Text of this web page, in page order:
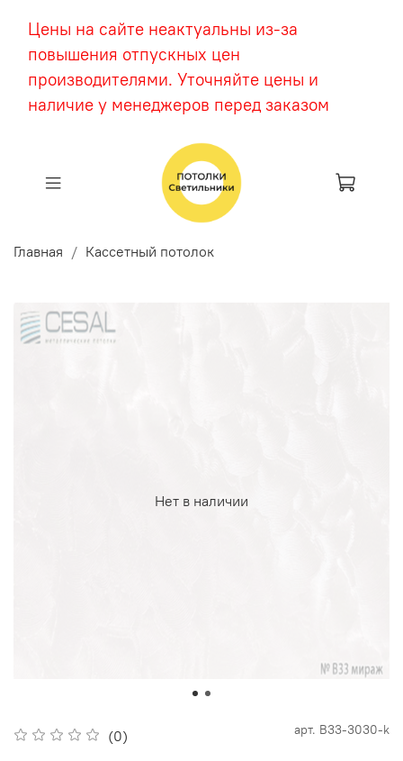
Цены на сайте неактуальны из-за
повышения отпускных цен
производителями. Уточняйте цены и
наличие у менеджеров перед заказом
Главная Кассетный потолок
Нет в наличии
(0) арт. В33-3030-k